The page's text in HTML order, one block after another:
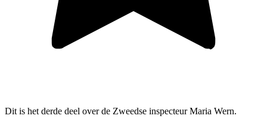
Dit is het derde deel over de Zweedse inspecteur Maria Wern.